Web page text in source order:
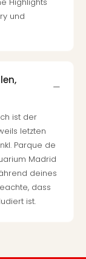
und
ist der
letzten
Parque de
Madrid
deines
dass
ist.